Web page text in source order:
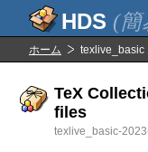
(簡
ホーム texlive_basic
TeX
files
texlive_basic-